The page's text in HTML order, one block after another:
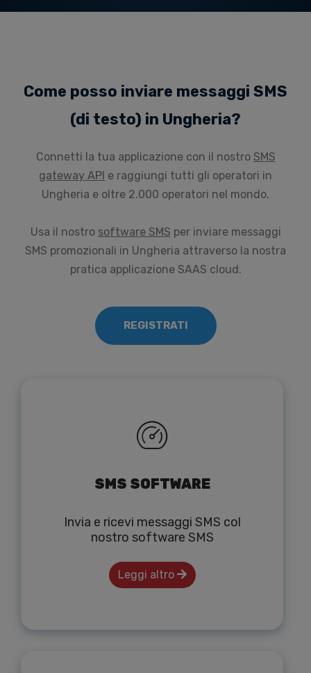
Come posso inviare messaggi SMS
(di testo) in Ungheria?
Connetti la tua applicazione con il nostro SMS
gateway API e raggiungi tutti gli operatori in
Ungheria e oltre 2.000 operatori nel mondo.
Usa il nostro software SMS per inviare messaggi
SMS promozionali in Ungheria attraverso la nostra
pratica applicazione SAAS cloud.
REGISTRATI
SMS SOFTWARE
Invia e ricevi messaggi SMS col
nostro software SMS
Leggi altro